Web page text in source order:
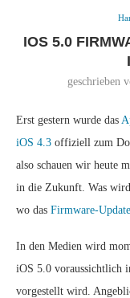
IOS 5.0
geschrieben
Erst gestern wurde das
iOS 4.3 offiziell zum
also schauen wir heute
in die Zukunft. Was
wo das Firmware-
In den Medien wird
iOS 5.0 voraussichtlich
vorgestellt wird.